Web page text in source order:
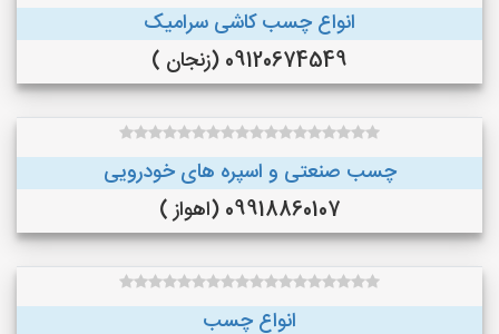
انواع چسب کاشی سرامیک
09120674549 (زنجان )
چسب صنعتی و اسپره های خودرویی
09918860107 (اهواز )
انواع چسب